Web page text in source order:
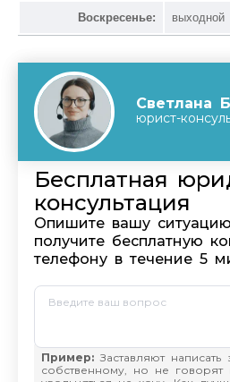
Воскресенье: выходной